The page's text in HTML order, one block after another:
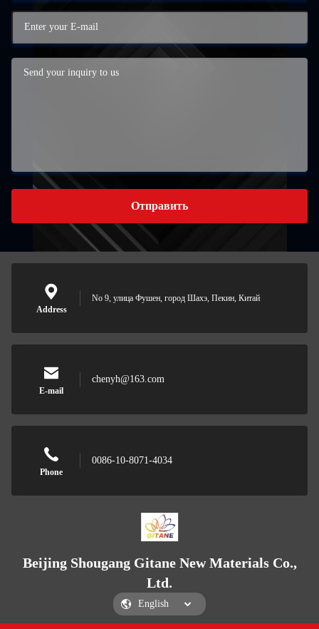
Отправить
Address
No 9, улица Фушен, город Шахэ, Пекин, Китай
E-mail
chenyh@163.com
Phone
0086-10-8071-4034
Beijing Shougang Gitane New Materials Co.,
Ltd.